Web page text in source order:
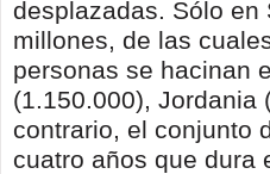
desplazadas. Sólo en
millones, de las
personas se hacinan
(1.150.000),
contrario, el conjunto
cuatro años que dura